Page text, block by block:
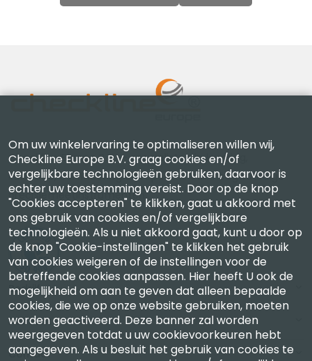
Checkline Europe B.V. — specialisten in levering,
kalibratie, certificering en reparatie van hoogwaardige
precisiemeetinstrumenten.
Bedrijf
Account
Contact
Om uw winkelervaring te optimaliseren willen wij,
Checkline Europe B.V. graag cookies en/of
vergelijkbare technologieën gebruiken, daarvoor is
echter uw toestemming vereist. Door op de knop
"Cookies accepteren" te klikken, gaat u akkoord met
ons gebruik van cookies en/of vergelijkbare
technologieën. Als u niet akkoord gaat, kunt u door op
de knop "Cookie-instellingen" te klikken het gebruik
van cookies weigeren of de instellingen voor de
betreffende cookies aanpassen. Hier heeft U ook de
mogelijkheid om aan te geven dat alleen bepaalde
cookies, die we op onze website gebruiken, moeten
worden geactiveerd. Deze banner zal worden
weergegeven totdat u uw cookievoorkeuren hebt
aangegeven. Als u besluit het gebruik van cookies te